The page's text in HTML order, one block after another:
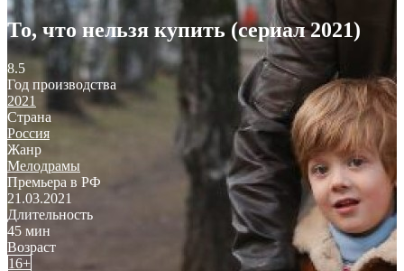
То, что нельзя купить (сериал 2021)
8.5
Год производства
2021
Страна
Россия
Жанр
Мелодрамы
Премьера в РФ
21.03.2021
Длительность
45 мин
Возраст
16+